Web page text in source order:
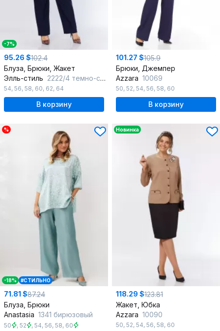
-7%
95.26 $102.4
Блуза, Брюки, Жакет
Элль-стиль 2222/4 темно-синий
54, 56, 58, 60, 62, 64
В корзину
101.27 $105.9
Брюки, Джемпер
Azzara 10069
50, 52, 54, 56, 58, 60
В корзину
%
-18% #СТИЛЬНО
71.81 $87.24
Блуза, Брюки
Anastasia 1341 бирюзовый
50 , 52 , 54, 56, 58, 60
Новинка
118.29 $123.81
Жакет, Юбка
Azzara 10090
50, 52, 54, 56, 58, 60